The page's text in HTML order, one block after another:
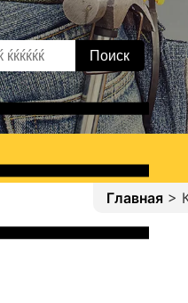
Главная >